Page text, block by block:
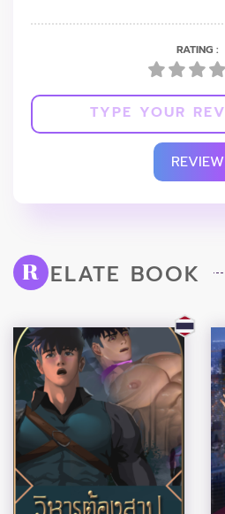
RATING :
REVIEW
R ELATE BOOK